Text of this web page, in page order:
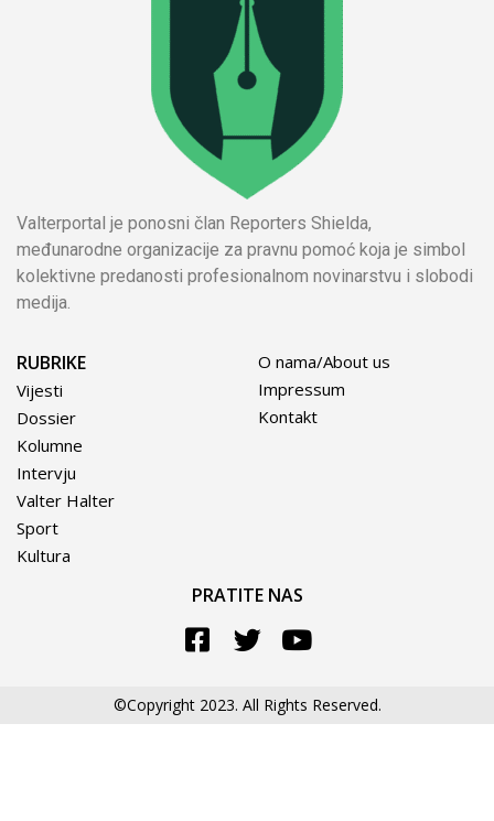
Valterportal je ponosni član Reporters Shielda,
međunarodne organizacije za pravnu pomoć koja je simbol
kolektivne predanosti profesionalnom novinarstvu i slobodi
medija.
RUBRIKE
Vijesti
Dossier
Kolumne
Intervju
Valter Halter
Sport
Kultura
O nama/About us
Impressum
Kontakt
PRATITE NAS
©Copyright 2023. All Rights Reserved.